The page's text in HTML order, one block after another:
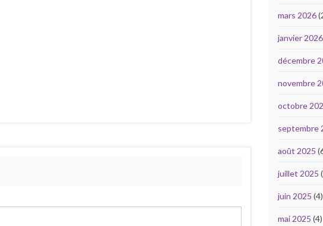
mars 2026
janvier 2026
décembre
novembre
octobre
septembre
août 2025
juillet 2025
juin 2025 (4)
mai 2025 (4)